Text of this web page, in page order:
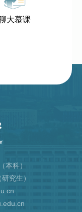
大慕课
科）
究生）